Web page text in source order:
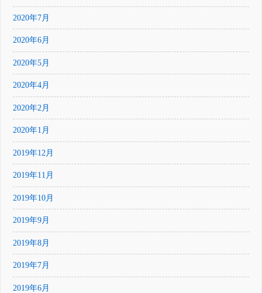
2020年7月
2020年6月
2020年5月
2020年4月
2020年2月
2020年1月
2019年12月
2019年11月
2019年10月
2019年9月
2019年8月
2019年7月
2019年6月